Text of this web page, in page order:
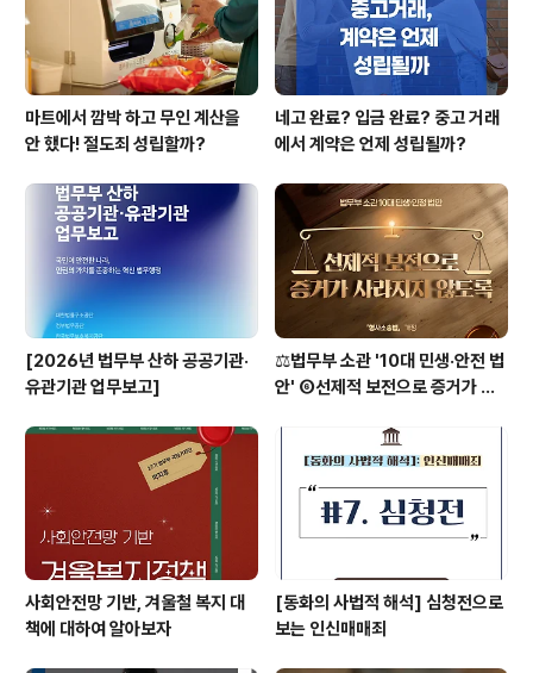
마트에서 깜박 하고 무인 계산을
안 했다! 절도죄 성립할까?
네고 완료? 입금 완료? 중고 거래
에서 계약은 언제 성립될까?
[2026년 법무부 산하 공공기관·
유관기관 업무보고]
⚖️법무부 소관 '10대 민생·안전 법
안' ⑥선제적 보전으로 증거가 사
사회안전망 기반, 겨울철 복지 대
책에 대하여 알아보자
[동화의 사법적 해석] 심청전으로
보는 인신매매죄